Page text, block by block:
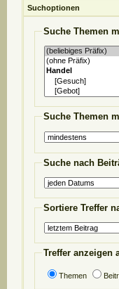
Suchoptionen
Suche Themen
Suche Themen
Suche nach
Sortiere Treffer
Treffer anzeigen
Themen